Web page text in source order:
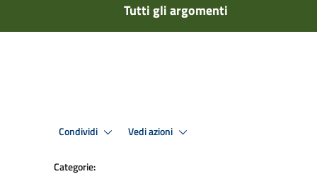
Tutti gli argomenti
Condividi Vedi azioni
Categorie: